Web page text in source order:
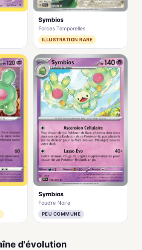
Symbios
Forces Temporelles
ILLUSTRATION RARE
Symbios
Foudre Noire
PEU COMMUNE
d'évolution